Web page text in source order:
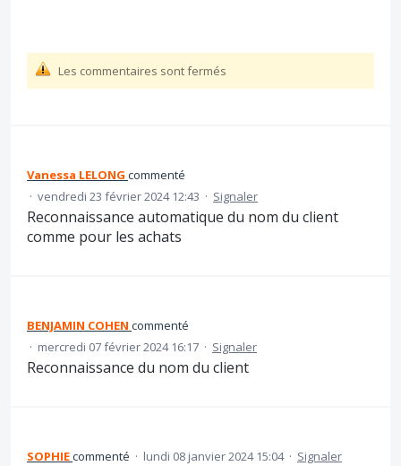
Les commentaires sont fermés
Vanessa LELONG commenté
· vendredi 23 février 2024 12:43 · Signaler
Reconnaissance automatique du nom du client
comme pour les achats
BENJAMIN COHEN commenté
· mercredi 07 février 2024 16:17 · Signaler
Reconnaissance du nom du client
SOPHIEcommenté · lundi 08 janvier 2024 15:04 · Signaler